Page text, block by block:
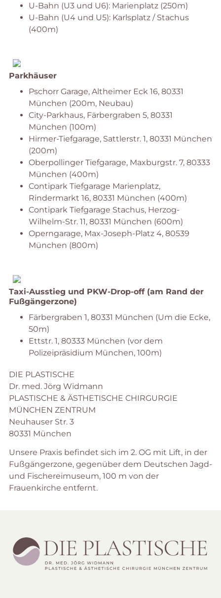
U-Bahn (U3 und U6): Marienplatz (250m)
U-Bahn (U4 und U5): Karlsplatz / Stachus
(400m)
Parkhäuser
Pschorr Garage, Altheimer Eck 16, 80331
München (200m, Neubau)
City-Parkhaus, Färbergraben 5, 80331
München (100m)
Hirmer-Tiefgarage, Sattlerstr. 1, 80331 München
(200m)
Oberpollinger Tiefgarage, Maxburgstr. 7, 80333
München (400m)
Contipark Tiefgarage Marienplatz,
Rindermarkt 16, 80331 München (400m)
Contipark Tiefgarage Stachus, Herzog-
Wilhelm-Str. 11, 80331 München (600m)
Operngarage, Max-Joseph-Platz 4, 80539
München (800m)
Taxi-Ausstieg und PKW-Drop-off (am Rand der
Fußgängerzone)
Färbergraben 1, 80331 München (Um die Ecke,
50m)
Ettstr. 1, 80333 München (vor dem
Polizeipräsidium München, 100m)
DIE PLASTISCHE
Dr. med. Jörg Widmann
PLASTISCHE & ÄSTHETISCHE CHIRGURGIE
MÜNCHEN ZENTRUM
Neuhauser Str. 3
80331 München
Unsere Praxis befindet sich im 2. OG mit Lift, in der
Fußgängerzone, gegenüber dem Deutschen Jagd-
und Fischereimuseum, 100 m von der
Frauenkirche entfernt.